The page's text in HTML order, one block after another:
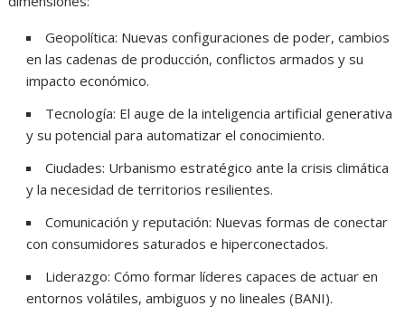
Geopolítica: Nuevas configuraciones de poder, cambios
en las cadenas de producción, conflictos armados y su
impacto económico.
Tecnología: El auge de la inteligencia artificial generativa
y su potencial para automatizar el conocimiento.
Ciudades: Urbanismo estratégico ante la crisis climática
y la necesidad de territorios resilientes.
Comunicación y reputación: Nuevas formas de conectar
con consumidores saturados e hiperconectados.
Liderazgo: Cómo formar líderes capaces de actuar en
entornos volátiles, ambiguos y no lineales (BANI).